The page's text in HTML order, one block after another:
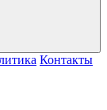
Контакты